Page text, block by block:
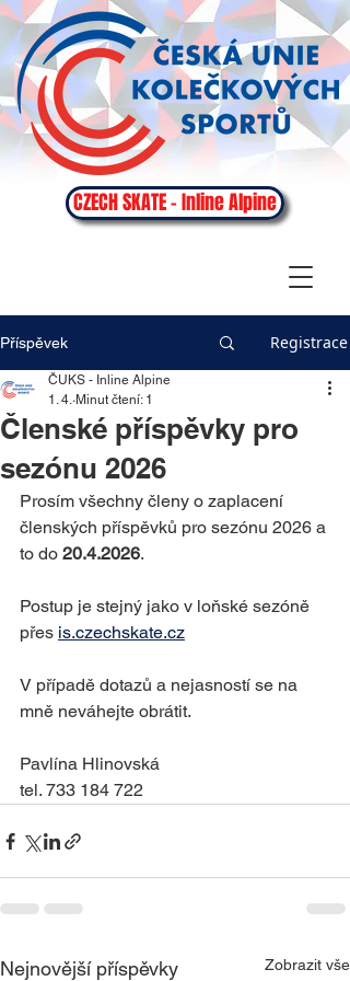
CZECH SKATE - Inline Alpine
Příspěvek Registrace
Členské příspěvky pro
sezónu 2026
ČUKS - Inline Alpine
1. 4. Minut čtení: 1
Prosím všechny členy o zaplacení
členských příspěvků pro sezónu 2026 a
to do 20.4.2026.
Postup je stejný jako v loňské sezóně
přes is.czechskate.cz
V případě dotazů a nejasností se na
mně neváhejte obrátit.
Pavlína Hlinovská
tel. 733 184 722
Nejnovější příspěvky Zobrazit vše